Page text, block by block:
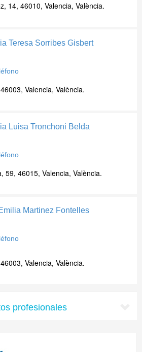
14, 46010, Valencia, València.
Teresa Sorribes Gisbert
Valencia, València.
Luisa Tronchoni Belda
59, 46015, Valencia, València.
Martinez Fontelles
Valencia, València.
profesionales